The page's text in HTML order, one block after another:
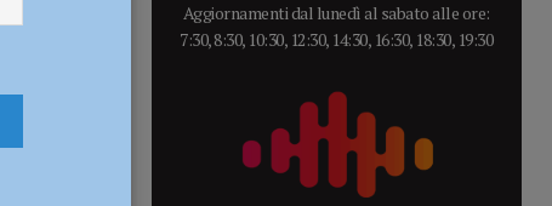
Aggiornamenti dal lunedì al sabato alle ore:
7:30, 8:30, 10:30, 12:30, 14:30, 16:30, 18:30, 19:30